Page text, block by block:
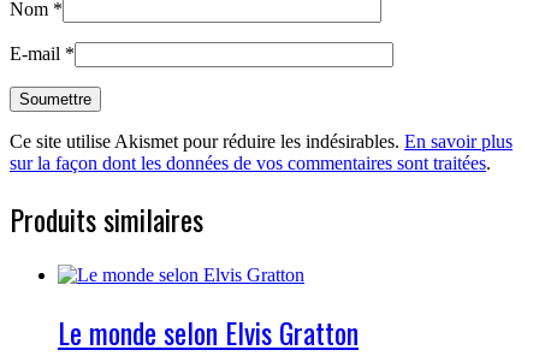
Nom *
E-mail *
Ce site utilise Akismet pour réduire les indésirables. En savoir plus
sur la façon dont les données de vos commentaires sont traitées.
Produits similaires
Le monde selon Elvis Gratton